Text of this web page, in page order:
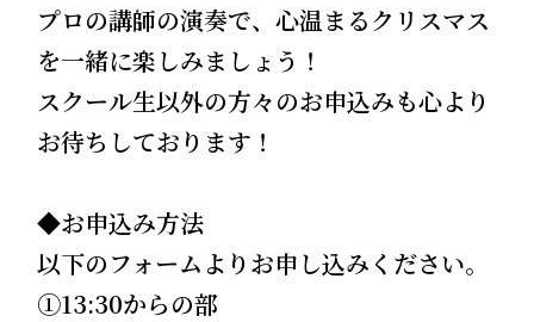
プロの講師の演奏で、心温まるクリスマス
を一緒に楽しみましょう！
スクール生以外の方々のお申込みも心より
お待ちしております！
◆お申込み方法
以下のフォームよりお申し込みください。
➀13:30からの部